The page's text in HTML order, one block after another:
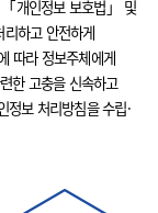
개인정보 보호법」 및
하고 안전하게
따라 정보주체에게
한 고충을 신속하고
정보 처리방침을 수립·